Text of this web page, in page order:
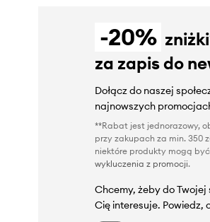
-20%
za zapis do
Dołącz do naszej
najnowszych
**Rabat jest jednorazowy,
przy zakupach za min. 350
niektóre produkty mogą
wykluczenia z promocji.
Chcemy, żeby do
Cię interesuje. Powiedz,